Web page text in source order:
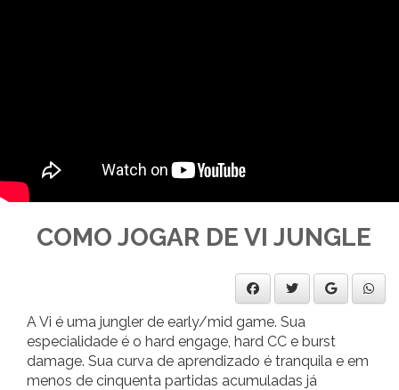
COMO JOGAR DE VI JUNGLE
A Vi é uma jungler de early/mid game. Sua
especialidade é o hard engage, hard CC e burst
damage. Sua curva de aprendizado é tranquila e em
menos de cinquenta partidas acumuladas já